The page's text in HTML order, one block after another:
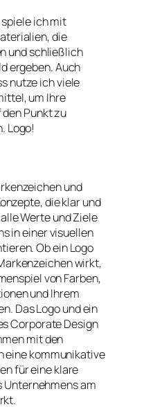
ich mit
die
und schließlich
ergeben. Auch
nutze ich viele
um Ihre
Punkt zu
Logo!
und
die klar und
Werte und Ziele
in einer visuellen
Ob ein Logo
wirkt,
von Farben,
und Ihrem
Das Logo und ein
Corporate Design
mit den
eine kommunikative
für eine klare
Unternehmens am